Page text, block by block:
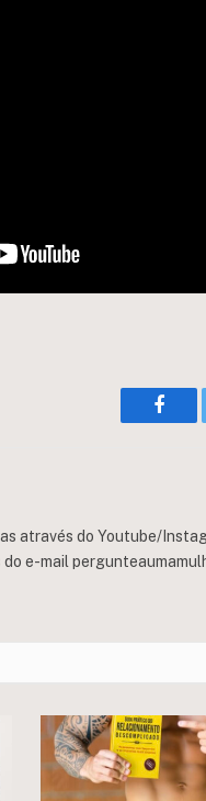
através do Youtube/
e-mail